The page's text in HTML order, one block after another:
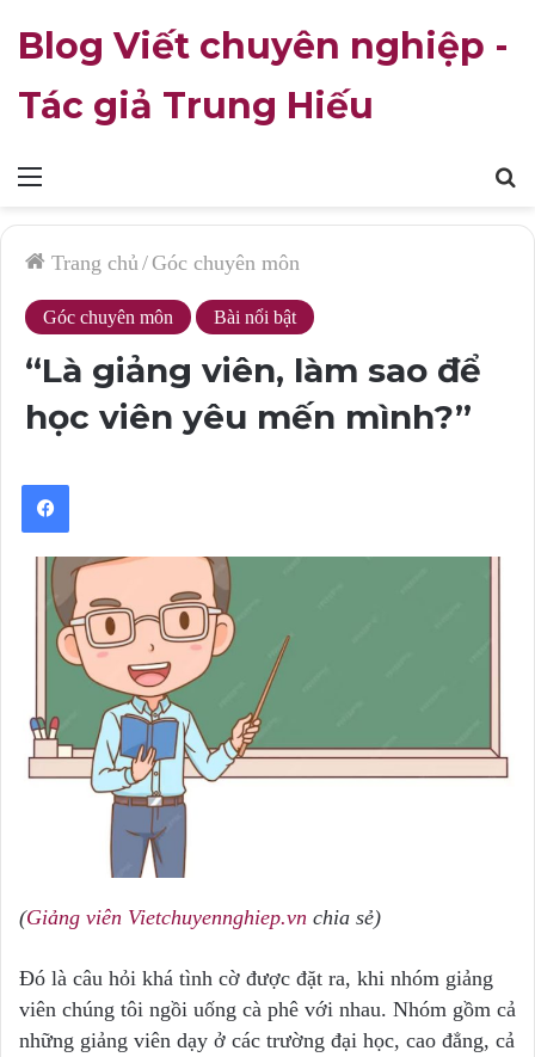
Mục
Blog Viết chuyên nghiệp -
Tác giả Trung Hiếu
Trang chủ/Góc chuyên môn
Góc chuyên môn Bài nổi bật
“Là giảng viên, làm sao để
học viên yêu mến mình?”
(Giảng viên Vietchuyennghiep.vn chia sẻ)
Đó là câu hỏi khá tình cờ được đặt ra, khi nhóm giảng
viên chúng tôi ngồi uống cà phê với nhau. Nhóm gồm cả
những giảng viên dạy ở các trường đại học, cao đẳng, cả